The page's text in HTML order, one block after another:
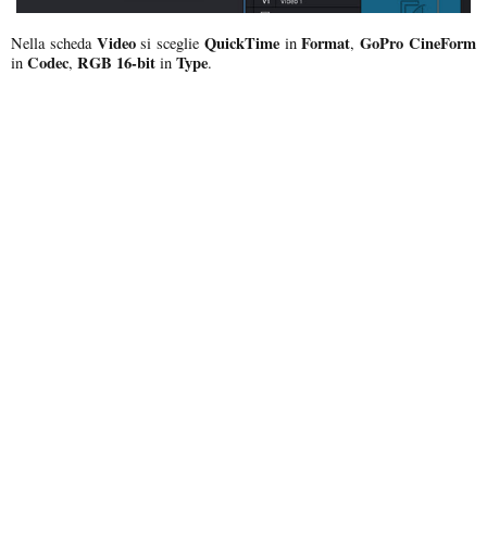
Nella scheda Videosi sceglie QuickTimeinFormat,GoPro CineForm
in Codec, RGB 16-bit in Type.